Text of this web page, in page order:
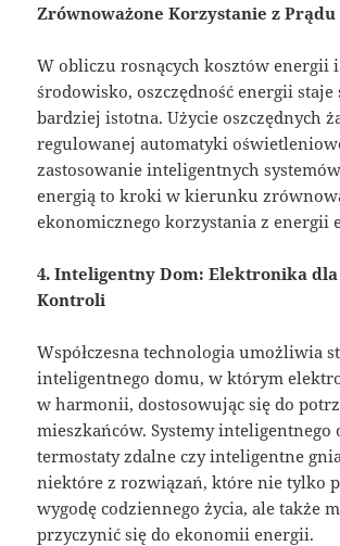
Zrównoważone Korzystanie z Prądu
W obliczu rosnących kosztów energii
środowisko, oszczędność energii staje
bardziej istotna. Użycie oszczędnych
regulowanej automatyki
zastosowanie inteligentnych
energią to kroki w kierunku
ekonomicznego korzystania z energii
4. Inteligentny Dom: Elektronika
Kontroli
Współczesna technologia umożliwia
inteligentnego domu, w którym
w harmonii, dostosowując się do
mieszkańców. Systemy inteligentnego
termostaty zdalne czy inteligentne
niektóre z rozwiązań, które nie tylko
wygodę codziennego życia, ale także
przyczynić się do ekonomii energii.